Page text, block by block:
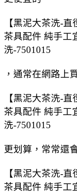
【黑泥大茶洗-
茶具配件 純手工
洗-7501015
，通常在網路上
【黑泥大茶洗-
茶具配件 純手工
洗-7501015
更划算，常常還
【黑泥大茶洗-
茶具配件 純手工